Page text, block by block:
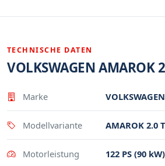
TECHNISCHE DATEN
VOLKSWAGEN AMAROK
Eigenschaft
Marke VOLKSWAGEN
Modellvariante AMAROK 2.0
Motorleistung 122 PS (90 kW)